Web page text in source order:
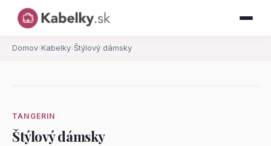
Domov› Kabelky› Štýlový dámsky
TANGERIN
Štýlový dámsky